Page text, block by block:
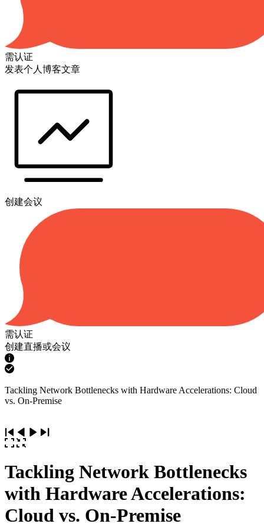
需认证
发表个人博客文章
创建会议
需认证
创建直播或会议
Tackling Network Bottlenecks with Hardware Accelerations: Cloud
vs. On-Premise
Tackling Network Bottlenecks
with Hardware Accelerations:
Cloud vs. On-Premise